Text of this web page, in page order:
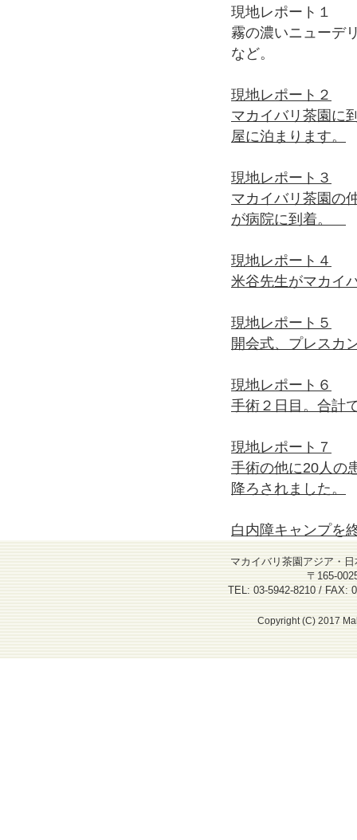
現地レポート１
霧の濃いニューデ
など。
現地レポート２
マカイバリ茶園に
屋に泊まります。
現地レポート３
マカイバリ茶園の
が病院に到着。
現地レポート４
米谷先生がマカイ
現地レポート５
開会式、プレスカ
現地レポート６
手術２日目。合計
現地レポート７
手術の他に20人の
降ろされました。
白内障キャンプを
マカイバリ茶園アジア・
〒165-
TEL: 03-5942-8210 / FAX:
Copyright (C) 2017